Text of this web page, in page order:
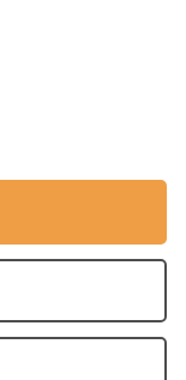
Ein
mitteilen, dass
sein werde, die